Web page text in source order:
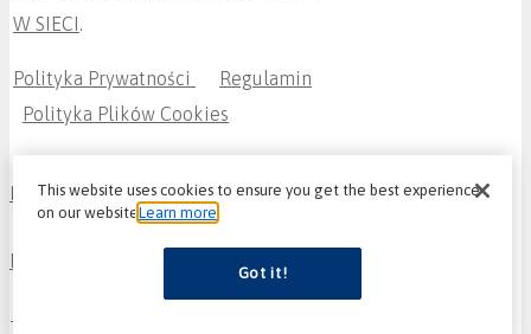
W SIECI.
Polityka Prywatności
Regulamin
Polityka Plików Cookies
Instagram
Facebook
Twitter
This website uses cookies to ensure you get the best experience
on our website Learn more
Got it!